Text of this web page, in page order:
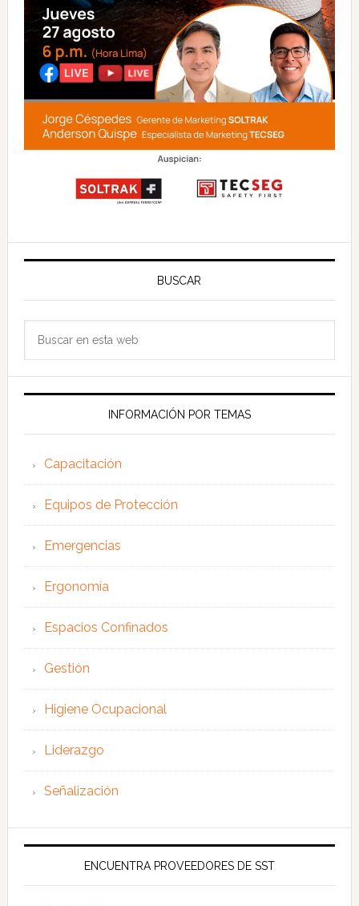
BUSCAR
web
INFORMACIÓN POR TEMAS
Capacitación
Equipos de Protección
Emergencias
Ergonomía
Espacios Confinados
Gestión
Higiene Ocupacional
Liderazgo
Señalización
ENCUENTRA PROVEEDORES DE SST